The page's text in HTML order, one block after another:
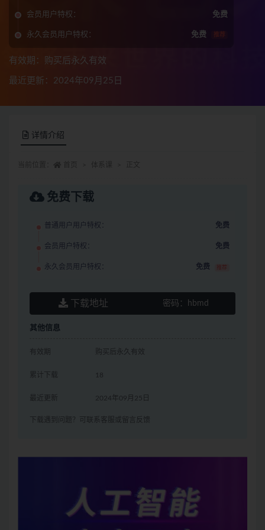
会员用户特权： 免费
永久会员用户特权： 免费 推荐
有效期：购买后永久有效
最近更新：2024年09月25日
详情介绍
免费下载
普通用户用户特权： 免费
会员用户特权： 免费
永久会员用户特权： 免费 推荐
下载地址 密码： hbmd
其他信息
有效期 购买后永久有效
累计下载 18
最近更新 2024年09月25日
下载遇到问题？可联系客服或留言反馈